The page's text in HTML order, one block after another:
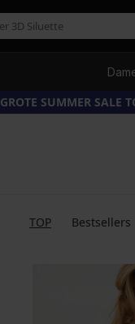
GROTE SUMMER SALE
TOP Bestsellers